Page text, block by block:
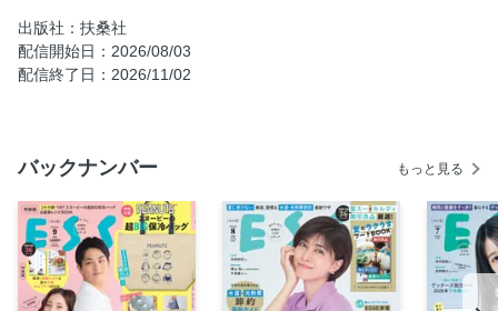
スヌーピーNEWS
【大特集】夏こそ ほどよく自分ファーストな暮らし方
最強！ロスゼロ冷蔵庫
白崎茶会 なつかしくてあたらしい蒸しおやつ〈連載〉
男と花 〈連載〉−深田竜生さん＆浮所飛貴さん
タカミーのベストヒットコミックス〈連載〉
出版社：扶桑社
配信開始日：2026/08/03
配信終了日：2026/11/02
バックナンバー もっと見る